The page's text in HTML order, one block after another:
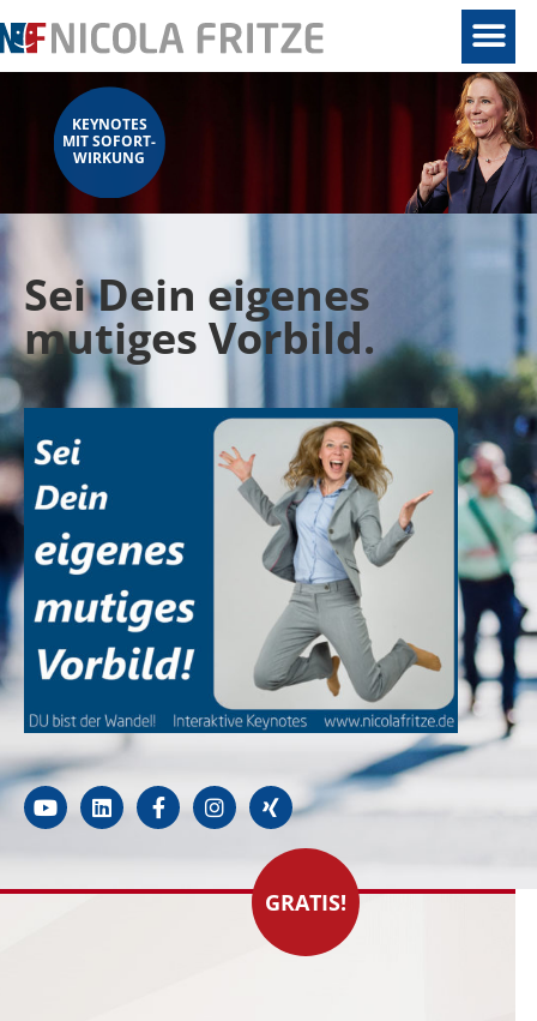
KEYNOTES
MIT SOFORT-
WIRKUNG
Sei Dein eigenes
mutiges Vorbild.
GRATIS!